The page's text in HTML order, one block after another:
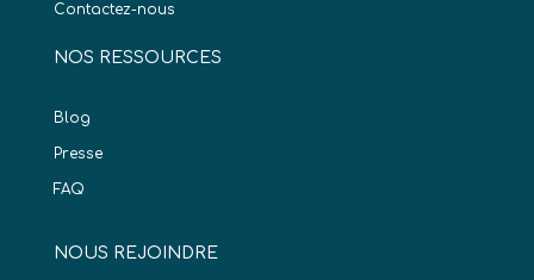
Contactez-nous
NOS RESSOURCES
Blog
Presse
FAQ
NOUS REJOINDRE